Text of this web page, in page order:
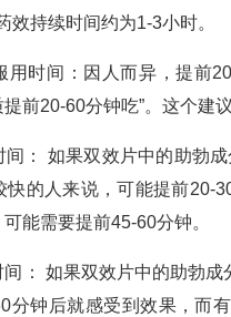
效持续时间约为1-3小时。
用时间：因人而异，提前
前20-60分钟吃”。这个建
间： 如果双效片中的助勃
快的人来说，可能提前20-
能需要提前45-60分钟。
： 如果双效片中的助勃
分钟后就感受到效果，而